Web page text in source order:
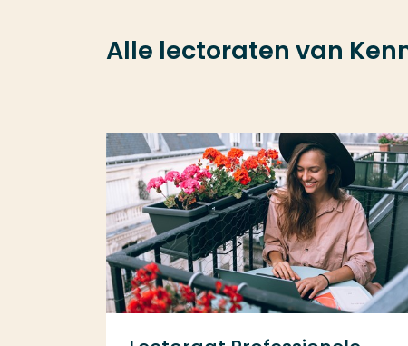
Alle lectoraten van